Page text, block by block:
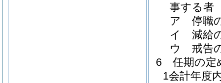
事する者
ア
停職
イ
減給
ウ
戒告
6
任期の定
1会計年度